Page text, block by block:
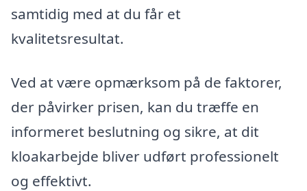
samtidig med at du får et
kvalitetsresultat.
Ved at være opmærksom på de faktorer,
der påvirker prisen, kan du træffe en
informeret beslutning og sikre, at dit
kloakarbejde bliver udført professionelt
og effektivt.